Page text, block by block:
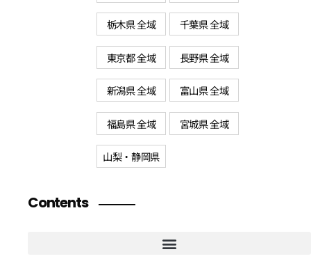
栃木県 全域 千葉県 全域
東京都 全域 長野県 全域
新潟県 全域 富山県 全域
福島県 全域 宮城県 全域
山梨・静岡県
Contents